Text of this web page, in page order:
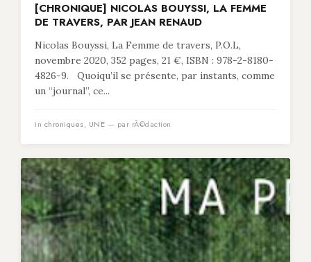
[CHRONIQUE] NICOLAS BOUYSSI, LA FEMME
DE TRAVERS, PAR JEAN RENAUD
Nicolas Bouyssi, La Femme de travers, P.O.L,
novembre 2020, 352 pages, 21 €, ISBN : 978-2-8180-
4826-9. Quoiqu’il se présente, par instants, comme
un “journal”, ce...
in chroniques, UNE — par rÃ©daction